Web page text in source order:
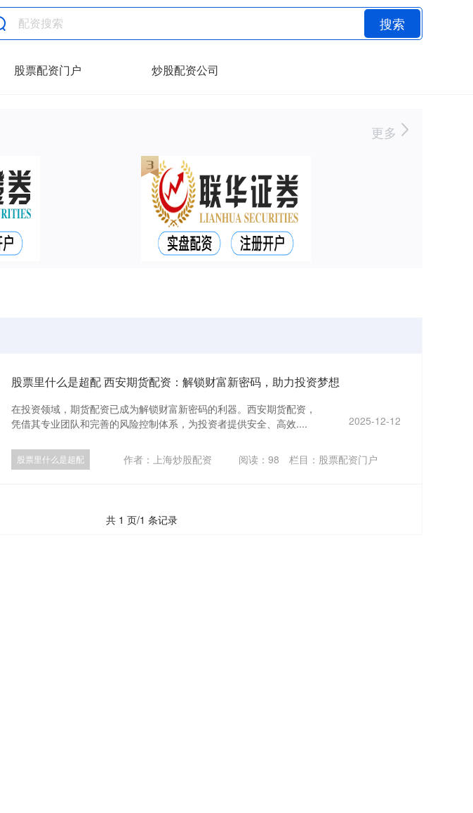
搜索
股票配资门户 炒股配资公司
更多
股票里什么是超配 西安期货配资：解锁财富新密码，助力投资梦想
在投资领域，期货配资已成为解锁财富新密码的利器。西安期货配资，
凭借其专业团队和完善的风险控制体系，为投资者提供安全、高效....
2025-12-12
股票里什么是超配 作者：上海炒股配资 阅读： 98 栏目： 股票配资门户
共 1 页/1 条记录